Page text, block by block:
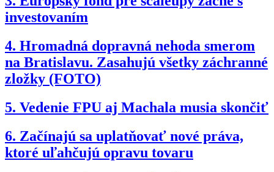
investovaním
4. Hromadná dopravná nehoda smerom
na Bratislavu. Zasahujú všetky záchranné
zložky (FOTO)
5. Vedenie FPU aj Machala musia skončiť
6. Začínajú sa uplatňovať nové práva,
ktoré uľahčujú opravu tovaru